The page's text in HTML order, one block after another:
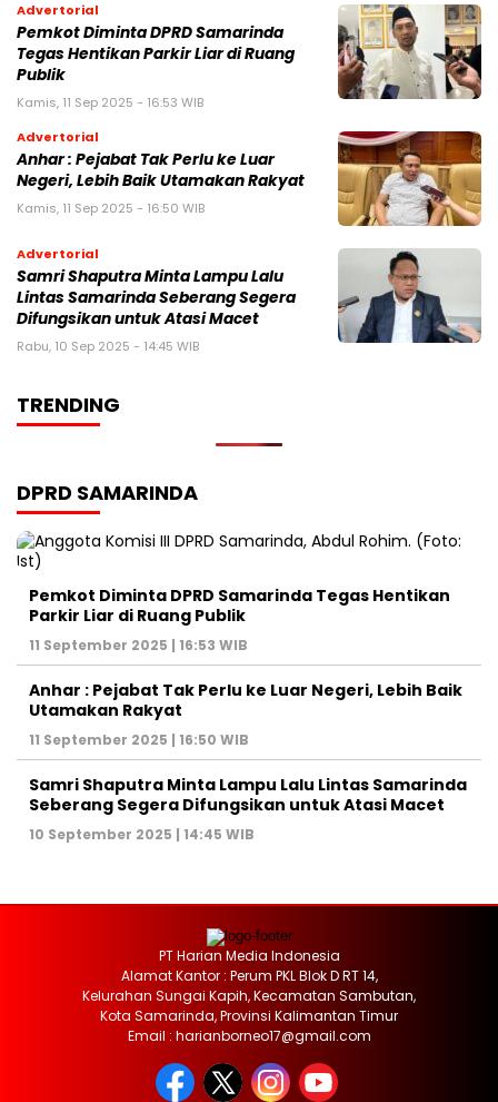
Advertorial
Pemkot Diminta DPRD Samarinda
Tegas Hentikan Parkir Liar di Ruang
Publik
Kamis, 11 Sep 2025 - 16:53 WIB
Advertorial
Anhar : Pejabat Tak Perlu ke Luar
Negeri, Lebih Baik Utamakan Rakyat
Kamis, 11 Sep 2025 - 16:50 WIB
Advertorial
Samri Shaputra Minta Lampu Lalu
Lintas Samarinda Seberang Segera
Difungsikan untuk Atasi Macet
Rabu, 10 Sep 2025 - 14:45 WIB
TRENDING
DPRD SAMARINDA
Pemkot Diminta DPRD Samarinda Tegas Hentikan
Parkir Liar di Ruang Publik
11 September 2025 | 16:53 WIB
Anhar : Pejabat Tak Perlu ke Luar Negeri, Lebih Baik
Utamakan Rakyat
11 September 2025 | 16:50 WIB
Samri Shaputra Minta Lampu Lalu Lintas Samarinda
Seberang Segera Difungsikan untuk Atasi Macet
10 September 2025 | 14:45 WIB
PT Harian Media Indonesia
Alamat Kantor : Perum PKL Blok D RT 14,
Kelurahan Sungai Kapih, Kecamatan Sambutan,
Kota Samarinda, Provinsi Kalimantan Timur
Email : harianborneo17@gmail.com